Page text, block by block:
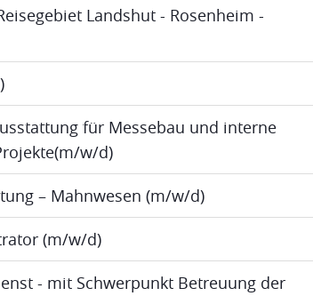
Landshut - Rosenheim -
für Messebau und interne
w/d)
– Mahnwesen (m/w/d)
(m/w/d)
- mit Schwerpunkt Betreuung der